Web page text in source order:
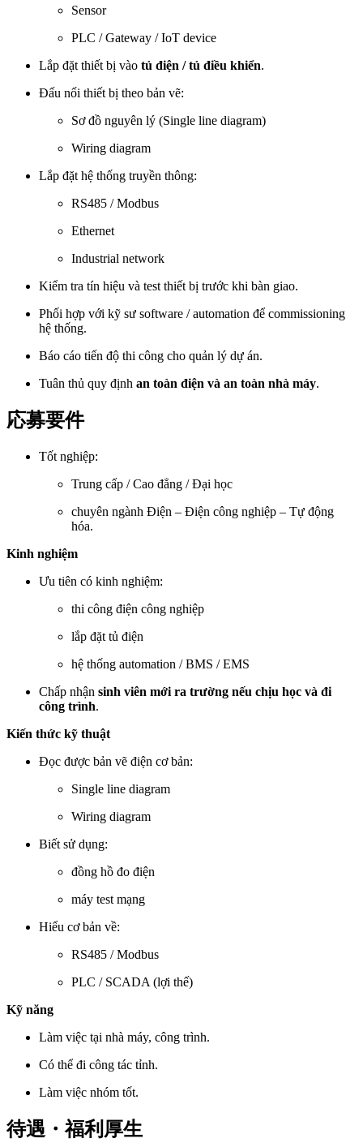
Sensor
PLC / Gateway / IoT device
Lắp đặt thiết bị vào tủ điện / tủ điều khiển.
Đấu nối thiết bị theo bản vẽ:
Sơ đồ nguyên lý (Single line diagram)
Wiring diagram
Lắp đặt hệ thống truyền thông:
RS485 / Modbus
Ethernet
Industrial network
Kiểm tra tín hiệu và test thiết bị trước khi bàn giao.
Phối hợp với kỹ sư software / automation để commissioning
hệ thống.
Báo cáo tiến độ thi công cho quản lý dự án.
Tuân thủ quy định an toàn điện và an toàn nhà máy.
応募要件
Tốt nghiệp:
Trung cấp / Cao đẳng / Đại học
chuyên ngành Điện – Điện công nghiệp – Tự động
hóa.
Kinh nghiệm
Ưu tiên có kinh nghiệm:
thi công điện công nghiệp
lắp đặt tủ điện
hệ thống automation / BMS / EMS
Chấp nhận sinh viên mới ra trường nếu chịu học và đi
công trình.
Kiến thức kỹ thuật
Đọc được bản vẽ điện cơ bản:
Single line diagram
Wiring diagram
Biết sử dụng:
đồng hồ đo điện
máy test mạng
Hiểu cơ bản về:
RS485 / Modbus
PLC / SCADA (lợi thế)
Kỹ năng
Làm việc tại nhà máy, công trình.
Có thể đi công tác tỉnh.
Làm việc nhóm tốt.
待遇・福利厚生